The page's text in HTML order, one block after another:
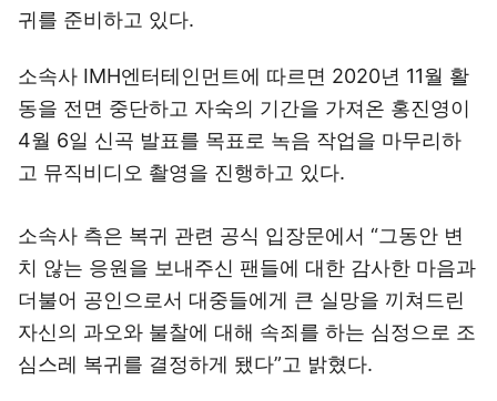
귀를 준비하고 있다.
소속사 IMH엔터테인먼트에 따르면 2020년 11월 활
동을 전면 중단하고 자숙의 기간을 가져온 홍진영이
4월 6일 신곡 발표를 목표로 녹음 작업을 마무리하
고 뮤직비디오 촬영을 진행하고 있다.
소속사 측은 복귀 관련 공식 입장문에서 “그동안 변
치 않는 응원을 보내주신 팬들에 대한 감사한 마음과
더불어 공인으로서 대중들에게 큰 실망을 끼쳐드린
자신의 과오와 불찰에 대해 속죄를 하는 심정으로 조
심스레 복귀를 결정하게 됐다”고 밝혔다.